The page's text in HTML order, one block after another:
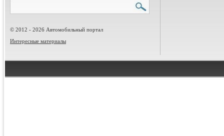
© 2012 - 2026 Автомобильный портал
Интересные материалы